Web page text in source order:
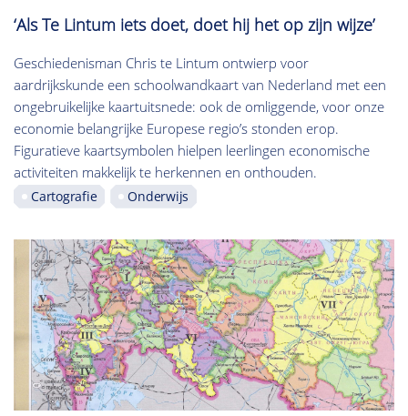
‘Als Te Lintum iets doet, doet hij het op zijn wijze’
Geschiedenisman Chris te Lintum ontwierp voor
aardrijkskunde een schoolwandkaart van Nederland met een
ongebruikelijke kaartuitsnede: ook de omliggende, voor onze
economie belangrijke Europese regio’s stonden erop.
Figuratieve kaartsymbolen hielpen leerlingen economische
activiteiten makkelijk te herkennen en onthouden.
Cartografie Onderwijs